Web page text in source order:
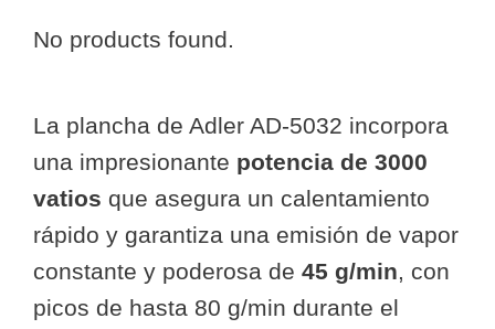
No products found.
La plancha de Adler AD-5032 incorpora
una impresionante potencia de 3000
vatios que asegura un calentamiento
rápido y garantiza una emisión de vapor
constante y poderosa de 45 g/min , con
picos de hasta 80 g/min durante el